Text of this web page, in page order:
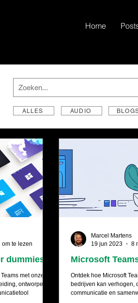
Home
ALLES AUDIO
dummies
met onze
ontworpen
om te lezen
Microsoft
Ontdek hoe Microsoft
bedrijven kan verhogen,
communicatie en
Marcel Martens
19 jun 2023
8